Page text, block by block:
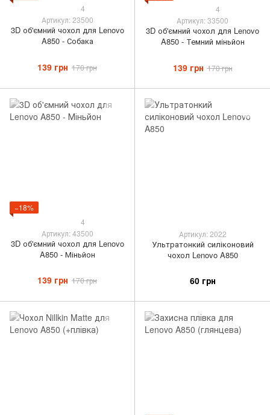
4
Артикул: 23500
3D об'ємний чохол для Lenovo
A850 - Собака
139 грн 170 грн
4
Артикул: 33500
3D об'ємний чохол для Lenovo
A850 - Темний міньйон
139 грн 170 грн
−18%
4
Артикул: 43500
3D об'ємний чохол для Lenovo
A850 - Міньйон
139 грн 170 грн
Артикул: 2022
Ультратонкий силіконовий
чохол Lenovo A850
60 грн